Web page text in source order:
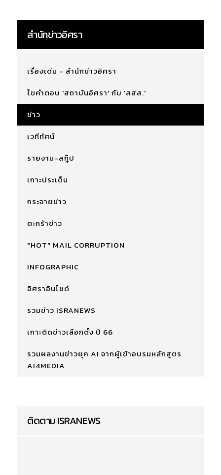
สำนักข่าวอิศรา
เรื่องเด่น - สำนักข่าวอิศรา
ไขคำตอบ 'สถาบันอิศรา' กับ 'สสส.'
ข่าว
เวทีทัศน์
รายงาน-สกู๊ป
เกาะประเด็น
กระจายข่าว
ตะกร้าข่าว
"HOT" MAIL CORRUPTION
INFOGRAPHIC
อิศราอินไซด์
รวมข่าว ISRANEWS
เกาะติดข่าวเลือกตั้ง ปี 66
รวมผลงานข่าวยุค AI จากผู้เข้าอบรมหลักสูตร
AI4MEDIA
ติดตาม ISRANEWS